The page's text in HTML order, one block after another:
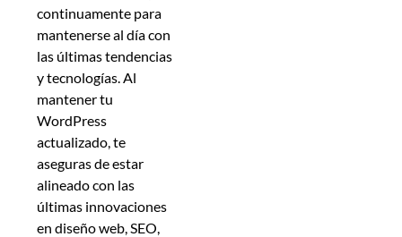
continuamente para
mantenerse al día con
las últimas tendencias
y tecnologías. Al
mantener tu
WordPress
actualizado, te
aseguras de estar
alineado con las
últimas innovaciones
en diseño web, SEO,